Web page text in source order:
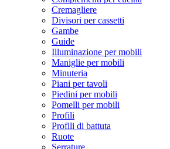
Cremagliere
Divisori per cassetti
Gambe
Guide
Illuminazione per mobili
Maniglie per mobili
Minuteria
Piani per tavoli
Piedini per mobili
Pomelli per mobili
Profili
Profili di battuta
Ruote